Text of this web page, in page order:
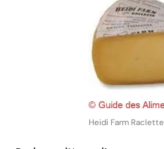
Heidi Farm Raclette